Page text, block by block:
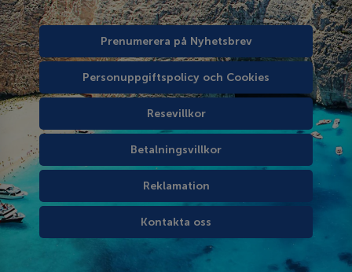
Prenumerera på Nyhetsbrev
Personuppgiftspolicy och Cookies
Resevillkor
Betalningsvillkor
Reklamation
Kontakta oss